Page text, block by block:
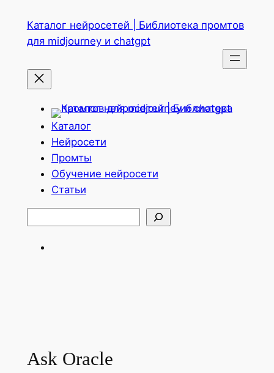
содержимому
Каталог нейросетей | Библиотека промтов
для midjourney и chatgpt
Каталог
Нейросети
Промты
Обучение нейросети
Статьи
Ask Oracle